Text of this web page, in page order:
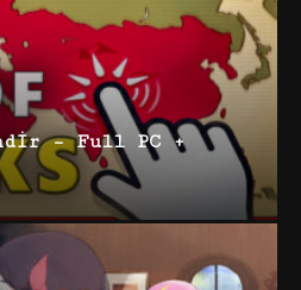
– Full PC +